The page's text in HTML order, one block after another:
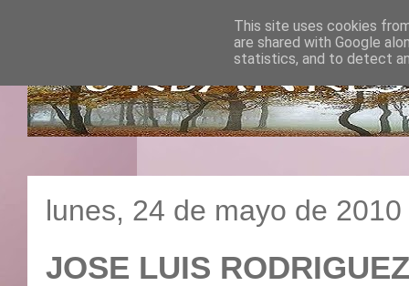
lunes, 24 de mayo de 2010
JOSE LUIS
This site uses cookies
are shared with Google
statistics, and to detect